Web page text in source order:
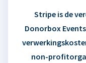
Stripe is de
Donorbox
non-